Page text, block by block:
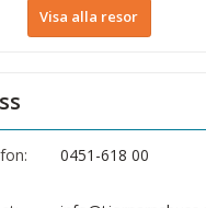
Visa alla resor
0451-618 00